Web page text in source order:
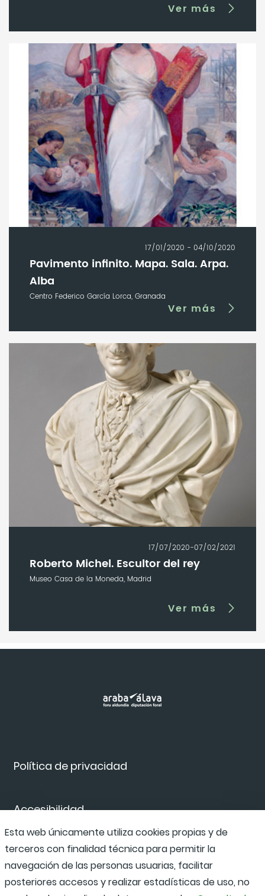
Ver más
17/01/2020 - 04/10/2020
Pavimento infinito. Mapa. Sala. Arpa.
Alba
Centro Federico García Lorca, Granada
Ver más
17/07/2020-07/02/2021
Roberto Michel. Escultor del rey
Museo Casa de la Moneda, Madrid
Ver más
Política de privacidad
Accesibilidad
Canal de denuncias
Esta web únicamente utiliza cookies propias y de
terceros con finalidad técnica para permitir la
navegación de las personas usuarias, facilitar
posteriores accesos y realizar estadísticas de uso, no